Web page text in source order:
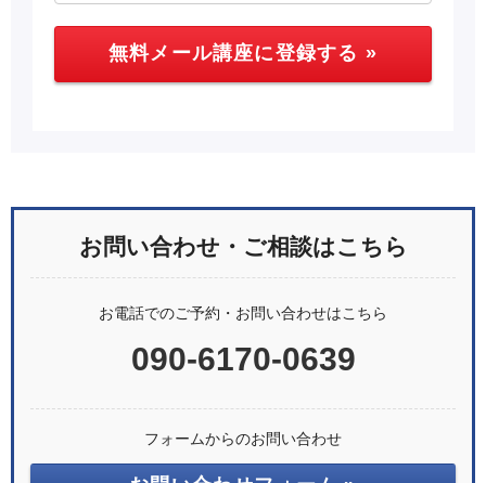
お問い合わせ・ご相談はこちら
お電話でのご予約・お問い合わせはこちら
090-6170-0639
フォームからのお問い合わせ